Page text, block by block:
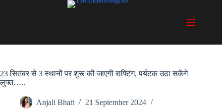
23 सितंबर से 3 स्थानों पर शुरू की जाएगी राफ्टिंग, पर्यटक उठा सकेंगे
लुफ्त…..
Anjali Bhatt
21 September 2024